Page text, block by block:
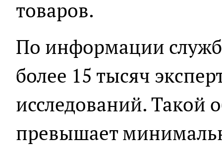
товаров.
По информации
более 15 тысяч
исследований. Такой
превышает